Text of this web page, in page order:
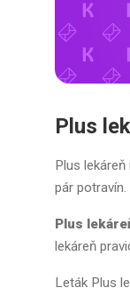
Plus
Plus
pár potravín.
Plus
lekáreň
Leták Plus